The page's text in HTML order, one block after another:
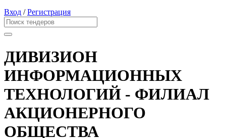
Вход /Регистрация
ДИВИЗИОН
ИНФОРМАЦИОННЫХ
ТЕХНОЛОГИЙ - ФИЛИАЛ
АКЦИОНЕРНОГО
ОБЩЕСТВА